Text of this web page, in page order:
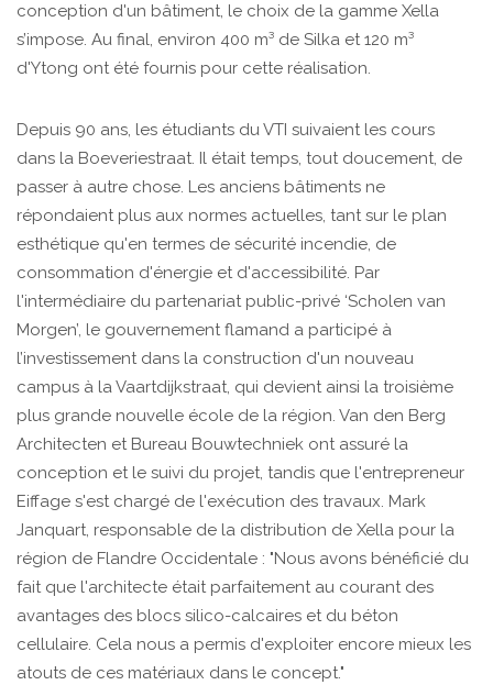
conception d'un bâtiment, le choix de la gamme Xella
s’impose. Au final, environ 400 m³ de Silka et 120 m³
d'Ytong ont été fournis pour cette réalisation.
Depuis 90 ans, les étudiants du VTI suivaient les cours
dans la Boeveriestraat. Il était temps, tout doucement, de
passer à autre chose. Les anciens bâtiments ne
répondaient plus aux normes actuelles, tant sur le plan
esthétique qu'en termes de sécurité incendie, de
consommation d'énergie et d'accessibilité. Par
l'intermédiaire du partenariat public-privé ‘Scholen van
Morgen’, le gouvernement flamand a participé à
l’investissement dans la construction d'un nouveau
campus à la Vaartdijkstraat, qui devient ainsi la troisième
plus grande nouvelle école de la région. Van den Berg
Architecten et Bureau Bouwtechniek ont assuré la
conception et le suivi du projet, tandis que l'entrepreneur
Eiffage s'est chargé de l'exécution des travaux. Mark
Janquart, responsable de la distribution de Xella pour la
région de Flandre Occidentale : "Nous avons bénéficié du
fait que l'architecte était parfaitement au courant des
avantages des blocs silico-calcaires et du béton
cellulaire. Cela nous a permis d'exploiter encore mieux les
atouts de ces matériaux dans le concept."